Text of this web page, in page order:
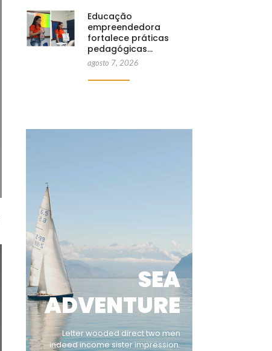
Educação
empreendedora
fortalece práticas
pedagógicas…
agosto 7, 2026
SEA
ADVENTURE
Letter wooded direct two men
indeed income sister impression.